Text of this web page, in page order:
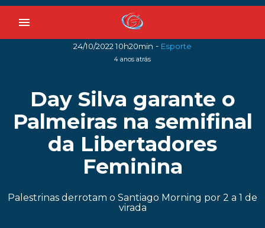
menu
24/10/2022 10h20min - Esporte
4 anos atrás
Day Silva garante o
Palmeiras na semifinal
da Libertadores
Feminina
Palestrinas derrotam o Santiago Morning por 2 a 1 de
virada